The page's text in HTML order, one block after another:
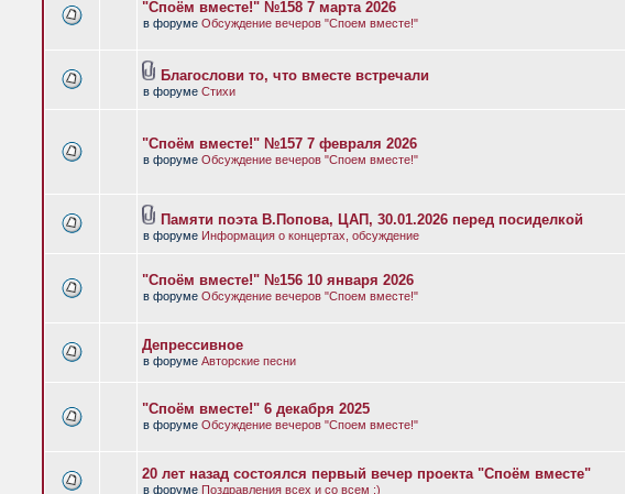
"Споём вместе!" №158 7 марта 2026
в форуме Обсуждение вечеров "Споем вместе!"
Благослови то, что вместе встречали
в форуме Стихи
"Споём вместе!" №157 7 февраля 2026
в форуме Обсуждение вечеров "Споем вместе!"
Памяти поэта В.Попова, ЦАП, 30.01.2026 перед посиделкой
в форуме Информация о концертах, обсуждение
"Споём вместе!" №156 10 января 2026
в форуме Обсуждение вечеров "Споем вместе!"
Депрессивное
в форуме Авторские песни
"Споём вместе!" 6 декабря 2025
в форуме Обсуждение вечеров "Споем вместе!"
20 лет назад состоялся первый вечер проекта "Споём вместе"
в форуме Поздравления всех и со всем :)